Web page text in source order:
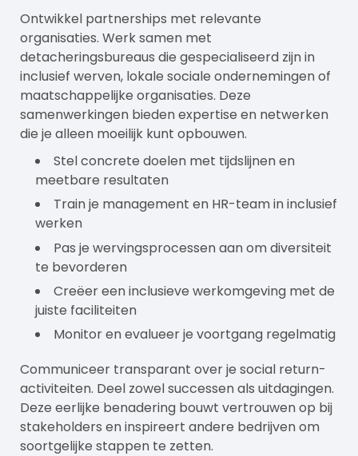
Ontwikkel partnerships met relevante
organisaties. Werk samen met
detacheringsbureaus die gespecialiseerd zijn in
inclusief werven, lokale sociale ondernemingen of
maatschappelijke organisaties. Deze
samenwerkingen bieden expertise en netwerken
die je alleen moeilijk kunt opbouwen.
Stel concrete doelen met tijdslijnen en
meetbare resultaten
Train je management en HR-team in inclusief
werken
Pas je wervingsprocessen aan om diversiteit
te bevorderen
Creëer een inclusieve werkomgeving met de
juiste faciliteiten
Monitor en evalueer je voortgang regelmatig
Communiceer transparant over je social return-
activiteiten. Deel zowel successen als uitdagingen.
Deze eerlijke benadering bouwt vertrouwen op bij
stakeholders en inspireert andere bedrijven om
soortgelijke stappen te zetten.